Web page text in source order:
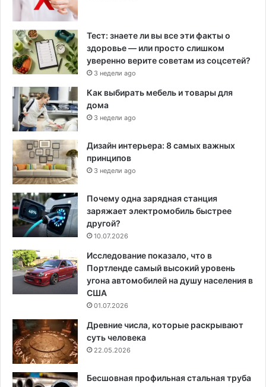
Тест: знаете ли вы все эти факты о
здоровье — или просто слишком
уверенно верите советам из соцсетей?
3 недели ago
Как выбирать мебель и товары для
дома
3 недели ago
Дизайн интерьера: 8 самых важных
принципов
3 недели ago
Почему одна зарядная станция
заряжает электромобиль быстрее
другой?
10.07.2026
Исследование показало, что в
Портленде самый высокий уровень
угона автомобилей на душу населения в
США
01.07.2026
Древние числа, которые раскрывают
суть человека
22.05.2026
Бесшовная профильная стальная труба